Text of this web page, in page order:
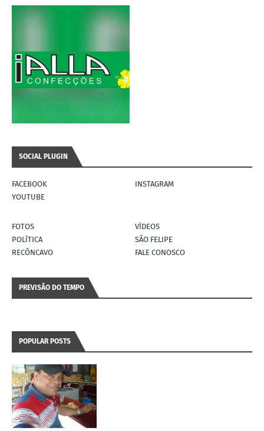
SOCIAL PLUGIN
FACEBOOK
INSTAGRAM
YOUTUBE
FOTOS
VÍDEOS
POLÍTICA
SÃO FELIPE
RECÔNCAVO
FALE CONOSCO
PREVISÃO DO TEMPO
POPULAR POSTS